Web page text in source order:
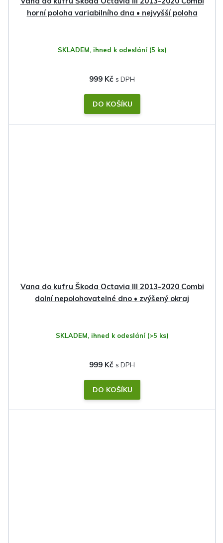
horní poloha variabilního dna • nejvyšší poloha
SKLADEM, ihned k odeslání (5 ks)
999 Kč
DO KOŠÍKU
Vana do kufru Škoda Octavia III 2013-2020 Combi
dolní nepolohovatelné dno • zvýšený okraj
SKLADEM, ihned k odeslání (>5 ks)
999 Kč
DO KOŠÍKU